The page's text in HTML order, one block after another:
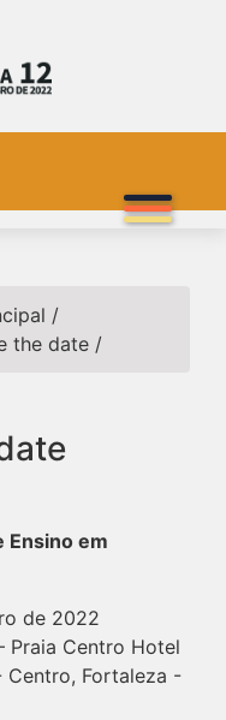
/
the date /
Ensino em
de 2022
Praia Centro Hotel
Centro, Fortaleza -